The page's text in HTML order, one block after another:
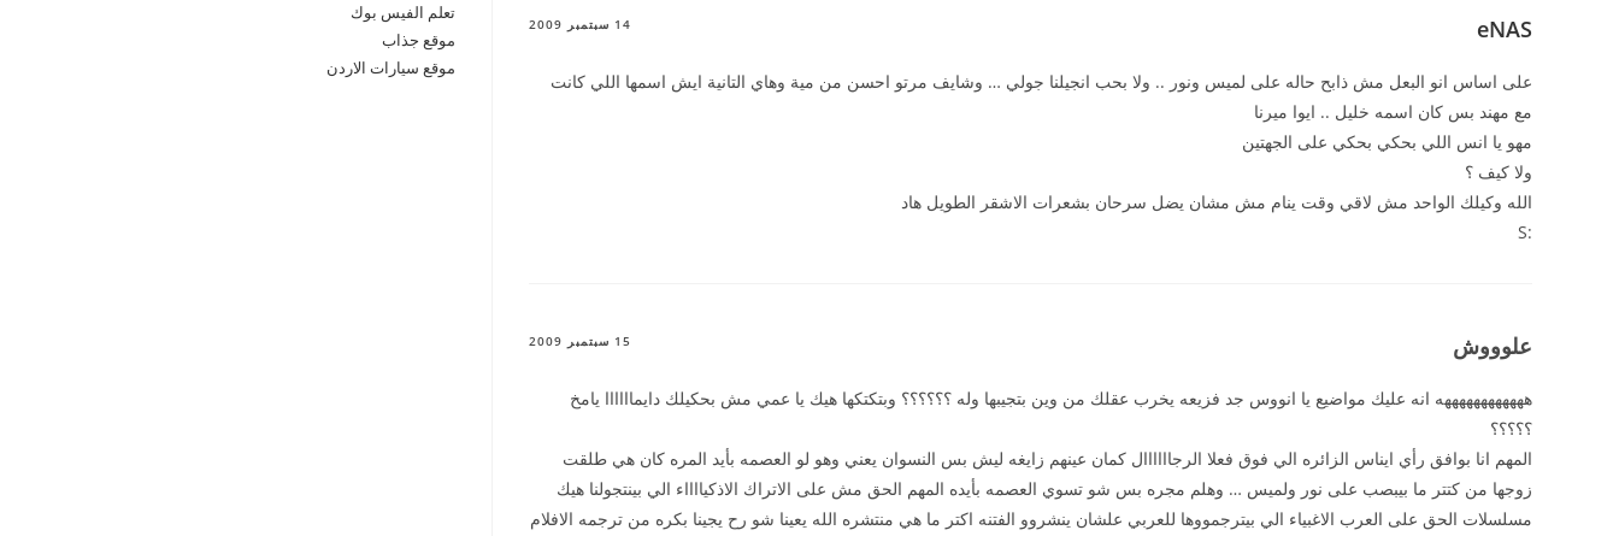
eNAS 14 سبتمبر 2009
على اساس انو البعل مش ذابح حاله على لميس ونور .. ولا بحب انجيلنا جولي … وشايف مرتو احسن من مية وهاي التانية ايش اسمها اللي كانت
مع مهند بس كان اسمه خليل .. ايوا ميرنا
مهو يا انس اللي بحكي بحكي على الجهتين
ولا كيف ؟
الله وكيلك الواحد مش لاقي وقت ينام مش مشان يضل سرحان بشعرات الاشقر الطويل هاد
:S
علوووش 15 سبتمبر 2009
ههههههههههههه انه عليك مواضيع يا انووس جد فزيعه يخرب عقلك من وين بتجيبها وله ؟؟؟؟؟؟ وبتكتكها هيك يا عمي مش بحكيلك دايماااااا يامخ
؟؟؟؟؟
المهم انا بوافق رأي ايناس الزائره الي فوق فعلا الرجاااااال كمان عينهم زايغه ليش بس النسوان يعني وهو لو العصمه بأيد المره كان هي طلقت
زوجها من كتتر ما بيبصب على نور ولميس … وهلم مجره بس شو تسوي العصمه بأيده المهم الحق مش على الاتراك الاذكيااااء الي بينتجولنا هيك
مسلسلات الحق على العرب الاغبياء الي بيترجمووها للعربي علشان ينشروو الفتنه اكتر ما هي منتشره الله يعينا شو رح يجينا بكره من ترجمه الافلام
تعلم الفيس بوك
موقع جذاب
موقع سيارات الاردن